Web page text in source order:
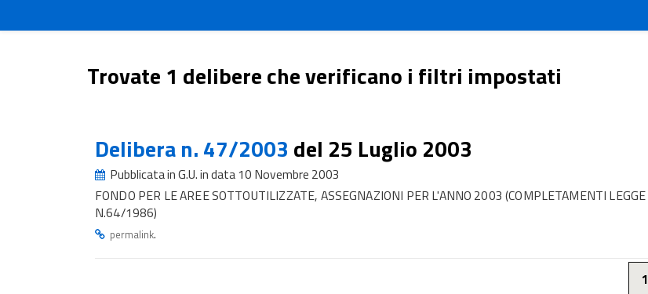
Trovate 1 delibere che verificano i filtri impostati
Delibera n. 47/2003 del 25 Luglio 2003
Pubblicata in G.U. in data 10 Novembre 2003
FONDO PER LE AREE SOTTOUTILIZZATE, ASSEGNAZIONI PER L'ANNO 2003 (COMPLETAMENTI LEGGE
N.64/1986)
permalink.
1